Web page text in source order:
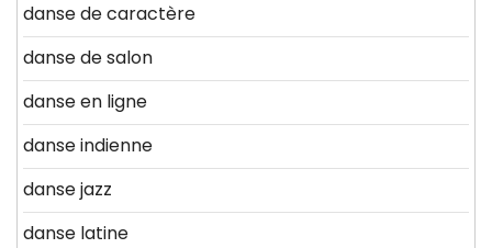
danse de caractère
danse de salon
danse en ligne
danse indienne
danse jazz
danse latine